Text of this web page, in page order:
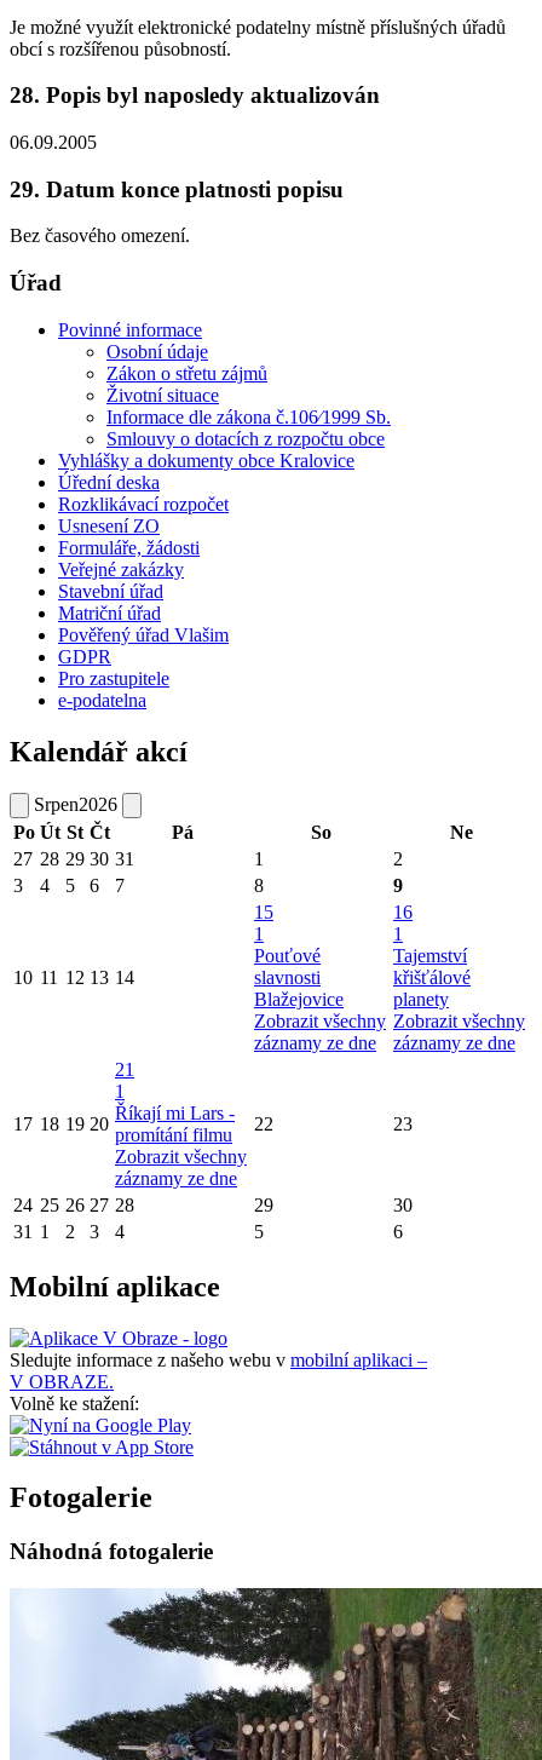
Je možné využít elektronické podatelny místně příslušných úřadů
obcí s rozšířenou působností.
28. Popis byl naposledy aktualizován
06.09.2005
29. Datum konce platnosti popisu
Bez časového omezení.
Úřad
Povinné informace
Osobní údaje
Zákon o střetu zájmů
Životní situace
Informace dle zákona č.106⁄1999 Sb.
Smlouvy o dotacích z rozpočtu obce
Vyhlášky a dokumenty obce Kralovice
Úřední deska
Rozklikávací rozpočet
Usnesení ZO
Formuláře, žádosti
Veřejné zakázky
Stavební úřad
Matriční úřad
Pověřený úřad Vlašim
GDPR
Pro zastupitele
e-podatelna
Kalendář akcí
Srpen2026
Po Út St Čt Pá So
Ne
27 28 29 30 31 1
2
3
4 5 6 7 8 9
10 11 12 13 14
15
1
Pouťové
slavnosti
Blažejovice
Zobrazit všechny
záznamy ze dne
16
1
Tajemství
křišťálové
planety
Zobrazit všechny
záznamy ze dne
17 18 19 20
21
1
Říkají mi Lars -
promítání filmu
Zobrazit všechny
záznamy ze dne
22 23
24 25 26 27 28 29
30
31 1 2 3 4 5 6
Mobilní aplikace
Sledujte informace z našeho webu v mobilní aplikaci –
V OBRAZE.
Volně ke stažení:
Fotogalerie
Náhodná fotogalerie